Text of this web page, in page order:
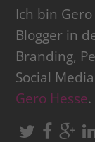
Ich bin
Blogger in
Branding,
Social
Gero Hesse.